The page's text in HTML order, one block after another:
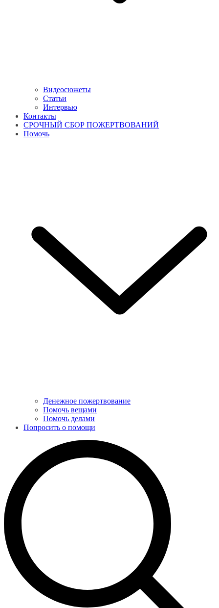
Видеосюжеты
Статьи
Интервью
Контакты
СРОЧНЫЙ СБОР ПОЖЕРТВОВАНИЙ
Помочь
Денежное пожертвование
Помочь вещами
Помочь делами
Попросить о помощи